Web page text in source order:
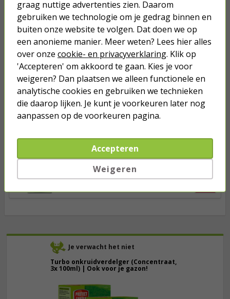
Je verwacht het niet
Turbo onkruidverdelger (Concentraat,
3x 100ml) | Ook voor je gazon!
Aanplantgrond zuurminnende
planten | Pokon | 30 liter (Bio-label)
9,95
Hydrokorrels | Pokon | 20 liter
(Natuurlijk)
10,49
Tuinturf | Pokon | 40 liter (100%
natuurlijk)
graag nuttige advertenties zien. Daarom
gebruiken we technologie om je gedrag binnen en
buiten onze website te volgen. Dat doen we op
een anonieme manier. Meer weten? Lees hier alles
over onze cookie- en privacyverklaring. Klik op
'Accepteren' om akkoord te gaan. Kies je voor
weigeren? Dan plaatsen we alleen functionele en
analytische cookies en gebruiken we technieken
die daarop lijken. Je kunt je voorkeuren later nog
aanpassen op de voorkeuren pagina.
Accepteren
Weigeren